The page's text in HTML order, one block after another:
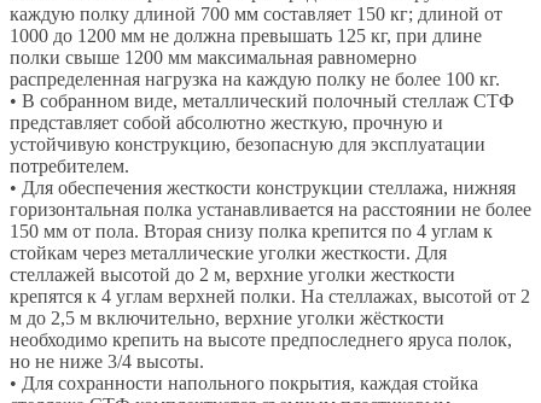
каждую полку длиной 700 мм составляет 150 кг; длиной от
1000 до 1200 мм не должна превышать 125 кг, при длине
полки свыше 1200 мм максимальная равномерно
распределенная нагрузка на каждую полку не более 100 кг.
• В собранном виде, металлический полочный стеллаж СТФ
представляет собой абсолютно жесткую, прочную и
устойчивую конструкцию, безопасную для эксплуатации
потребителем.
• Для обеспечения жесткости конструкции стеллажа, нижняя
горизонтальная полка устанавливается на расстоянии не более
150 мм от пола. Вторая снизу полка крепится по 4 углам к
стойкам через металлические уголки жесткости. Для
стеллажей высотой до 2 м, верхние уголки жесткости
крепятся к 4 углам верхней полки. На стеллажах, высотой от 2
м до 2,5 м включительно, верхние уголки жёсткости
необходимо крепить на высоте предпоследнего яруса полок,
но не ниже 3/4 высоты.
• Для сохранности напольного покрытия, каждая стойка